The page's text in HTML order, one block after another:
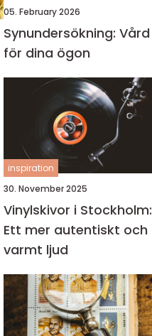
05. February 2026
Synundersökning: Vård
för dina ögon
inspiration
30. November 2025
Vinylskivor i Stockholm:
Ett mer autentiskt och
varmt ljud